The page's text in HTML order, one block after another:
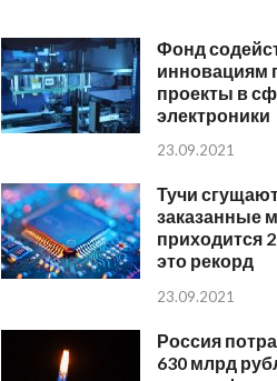
Фонд
инновациям
проекты в
электроники
23.09.2021
Тучи
заказанные
приходится
это рекорд
23.09.2021
Россия
630 млрд